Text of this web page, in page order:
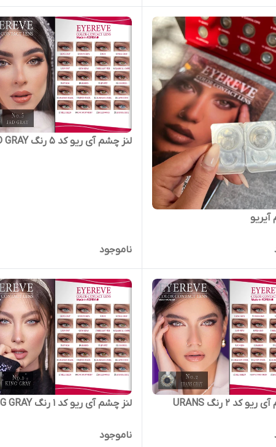
لنز چشم آی ریو کد 5 رنگ JAD GRAY
ناموجود
لنز چشم آی ریو کد 2 رنگ URANS
لنز چشم آی ریو کد 1 رنگ KING GRAY
ناموجود